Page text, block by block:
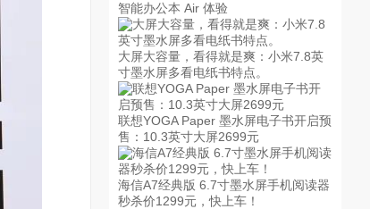
智能办公本 Air 体验
大屏大容量，看得就是爽：小米7.8英
寸墨水屏多看电纸书特点。
联想YOGA Paper 墨水屏电子书开启预
售：10.3英寸大屏2699元
海信A7经典版 6.7寸墨水屏手机阅读器
秒杀价1299元，快上车！